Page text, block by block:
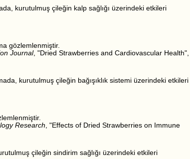
kurutulmuş çileğin kalp sağlığı üzerindeki etkileri
gözlemlenmiştir.
Journal, "Dried Strawberries and Cardiovascular Health",
kurutulmuş çileğin bağışıklık sistemi üzerindeki etkileri
Research , "Effects of Dried Strawberries on Immune
çileğin sindirim sağlığı üzerindeki etkileri